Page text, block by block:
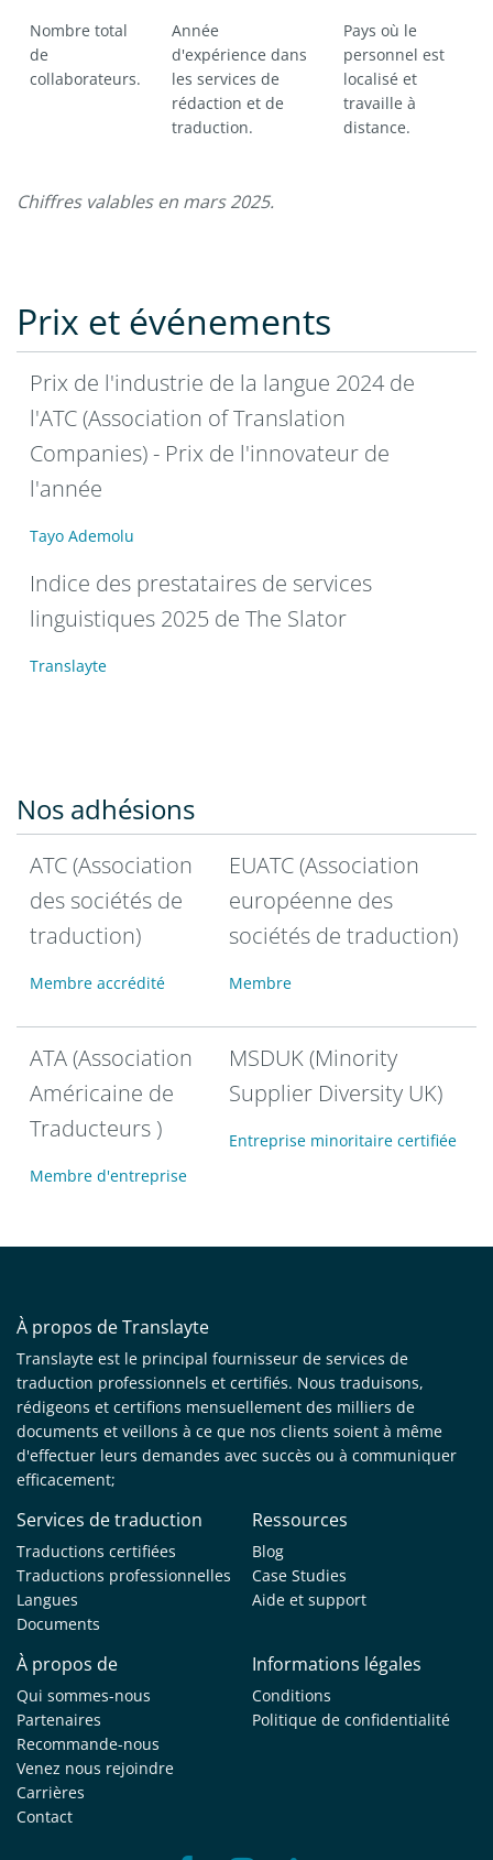
Nombre total
de
collaborateurs.
Année
d'expérience dans
les services de
rédaction et de
traduction.
Pays où le
personnel est
localisé et
travaille à
distance.
Chiffres valables en mars 2025.
Prix et événements
Prix de l'industrie de la langue 2024 de
l'ATC (Association of Translation
Companies) - Prix de l'innovateur de
l'année
Tayo Ademolu
Indice des prestataires de services
linguistiques 2025 de The Slator
Translayte
Nos adhésions
ATC (Association
des sociétés de
traduction)
Membre accrédité
EUATC (Association
européenne des
sociétés de traduction)
Membre
ATA (Association
Américaine de
Traducteurs )
Membre d'entreprise
MSDUK (Minority
Supplier Diversity UK)
Entreprise minoritaire certifiée
À propos de Translayte
Translayte est le principal fournisseur de services de
traduction professionnels et certifiés. Nous traduisons,
rédigeons et certifions mensuellement des milliers de
documents et veillons à ce que nos clients soient à même
d'effectuer leurs demandes avec succès ou à communiquer
efficacement;
Services de traduction
Traductions certifiées
Traductions professionnelles
Langues
Documents
Ressources
Blog
Case Studies
Aide et support
À propos de
Qui sommes-nous
Partenaires
Recommande-nous
Venez nous rejoindre
Carrières
Contact
Informations légales
Conditions
Politique de confidentialité